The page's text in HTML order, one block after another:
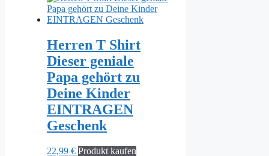
Herren T Shirt
Dieser geniale
Papa gehört zu
Deine Kinder
EINTRAGEN
Geschenk
22,99 € Produkt kaufen